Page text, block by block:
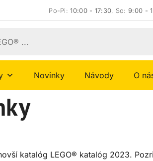
Po-Pi:10:00 - 17:30, So:9:00 -
Novinky Návody O
katalóg LEGO® katalóg 2023.